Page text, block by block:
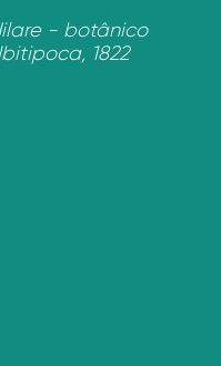
- botânico
1822